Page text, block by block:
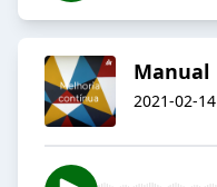
Manual
2021-02-14